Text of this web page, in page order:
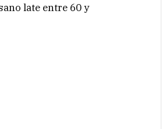
late entre 60 y